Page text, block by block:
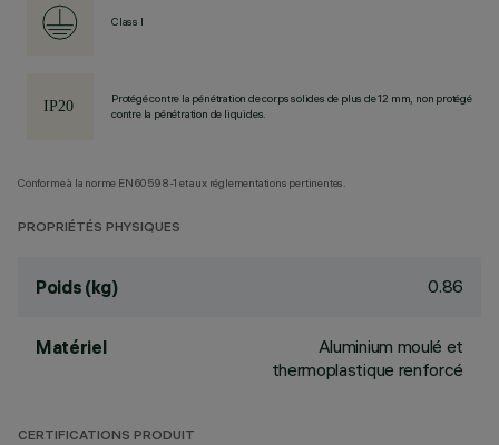
Class I
Protégé contre la pénétration de corps solides de plus de 12 mm, non protégé
contre la pénétration de liquides.
Conforme à la norme EN60598-1 et aux réglementations pertinentes.
PROPRIÉTÉS PHYSIQUES
Poids (kg) 0.86
Matériel
Aluminium moulé et
thermoplastique renforcé
CERTIFICATIONS PRODUIT